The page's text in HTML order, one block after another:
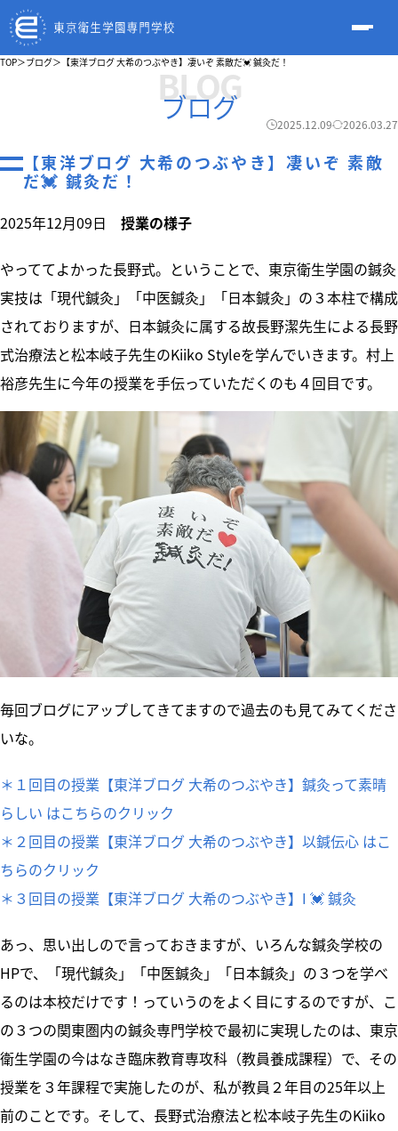
TOP＞ブログ＞ 【東洋ブログ 大希のつぶやき】凄いぞ 素敵だ💓 鍼灸だ！
BLOG
ブログ 2025.12.09 2026.03.27
【東洋ブログ 大希のつぶやき】凄いぞ 素敵
だ💓 鍼灸だ！
2025年12月09日 授業の様子
やっててよかった長野式。ということで、東京衛生学園の鍼灸
実技は「現代鍼灸」「中医鍼灸」「日本鍼灸」の３本柱で構成
されておりますが、日本鍼灸に属する故長野潔先生による長野
式治療法と松本岐子先生のKiiko Styleを学んでいきます。村上
裕彦先生に今年の授業を手伝っていただくのも４回目です。
毎回ブログにアップしてきてますので過去のも見てみてくださ
いな。
＊１回目の授業【東洋ブログ 大希のつぶやき】鍼灸って素晴
らしい はこちらのクリック
＊２回目の授業【東洋ブログ 大希のつぶやき】以鍼伝心 はこ
ちらのクリック
＊３回目の授業【東洋ブログ 大希のつぶやき】I 💓 鍼灸
あっ、思い出しので言っておきますが、いろんな鍼灸学校の
HPで、「現代鍼灸」「中医鍼灸」「日本鍼灸」の３つを学べ
るのは本校だけです！っていうのをよく目にするのですが、こ
の３つの関東圏内の鍼灸専門学校で最初に実現したのは、東京
衛生学園の今はなき臨床教育専攻科（教員養成課程）で、その
授業を３年課程で実施したのが、私が教員２年目の25年以上
前のことです。そして、長野式治療法と松本岐子先生のKiiko